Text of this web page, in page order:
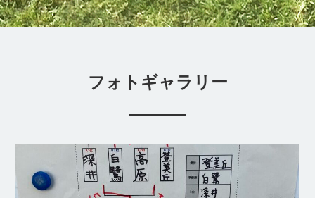
フォトギャラリー